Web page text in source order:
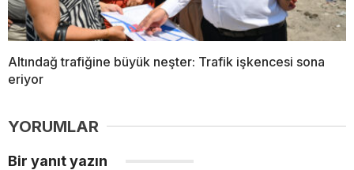
Altındağ trafiğine büyük neşter: Trafik işkencesi sona
eriyor
YORUMLAR
Bir yanıt yazın